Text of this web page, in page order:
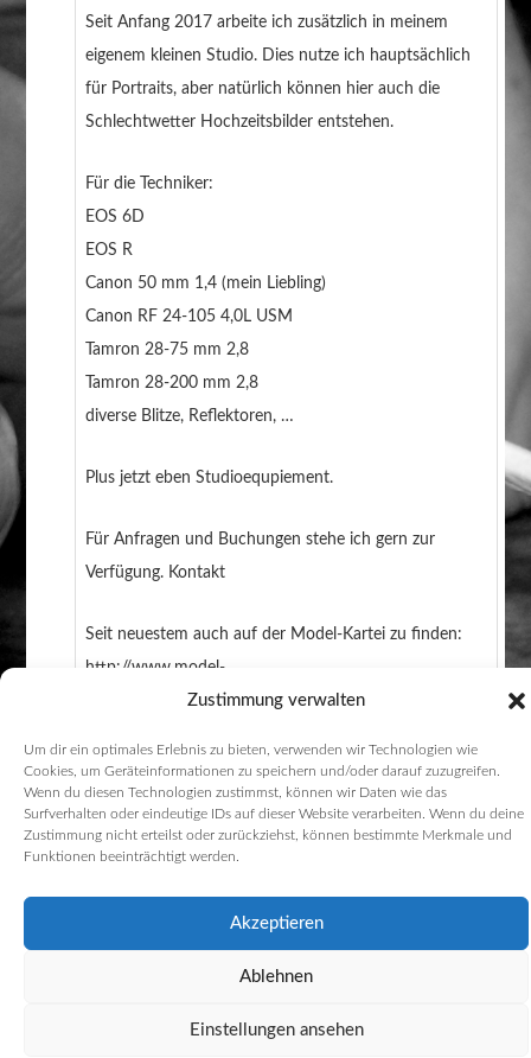
Zustimmung verwalten
Um dir ein optimales Erlebnis zu bieten, verwenden wir Technologien wie
Cookies, um Geräteinformationen zu speichern und/oder darauf zuzugreifen.
Wenn du diesen Technologien zustimmst, können wir Daten wie das
Surfverhalten oder eindeutige IDs auf dieser Website verarbeiten. Wenn du deine
Zustimmung nicht erteilst oder zurückziehst, können bestimmte Merkmale und
Funktionen beeinträchtigt werden.
Akzeptieren
Ablehnen
Einstellungen ansehen
Seit Anfang 2017 arbeite ich zusätzlich in meinem
eigenem kleinen Studio. Dies nutze ich hauptsächlich
für Portraits, aber natürlich können hier auch die
Schlechtwetter Hochzeitsbilder entstehen.
Für die Techniker:
EOS 6D
EOS R
Canon 50 mm 1,4 (mein Liebling)
Canon RF 24-105 4,0L USM
Tamron 28-75 mm 2,8
Tamron 28-200 mm 2,8
diverse Blitze, Reflektoren, …
Plus jetzt eben Studioequpiement.
Für Anfragen und Buchungen stehe ich gern zur
Verfügung. Kontakt
Seit neuestem auch auf der Model-Kartei zu finden:
http://www.model-
kartei.de/sedcards/fotograf/357025/meinetraumfotos/
Theme Solo bearbeitet by meinetraumfotos